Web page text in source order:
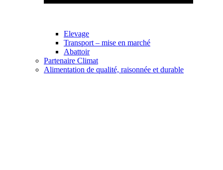
Elevage
Transport – mise en marché
Abattoir
Partenaire Climat
Alimentation de qualité, raisonnée et durable